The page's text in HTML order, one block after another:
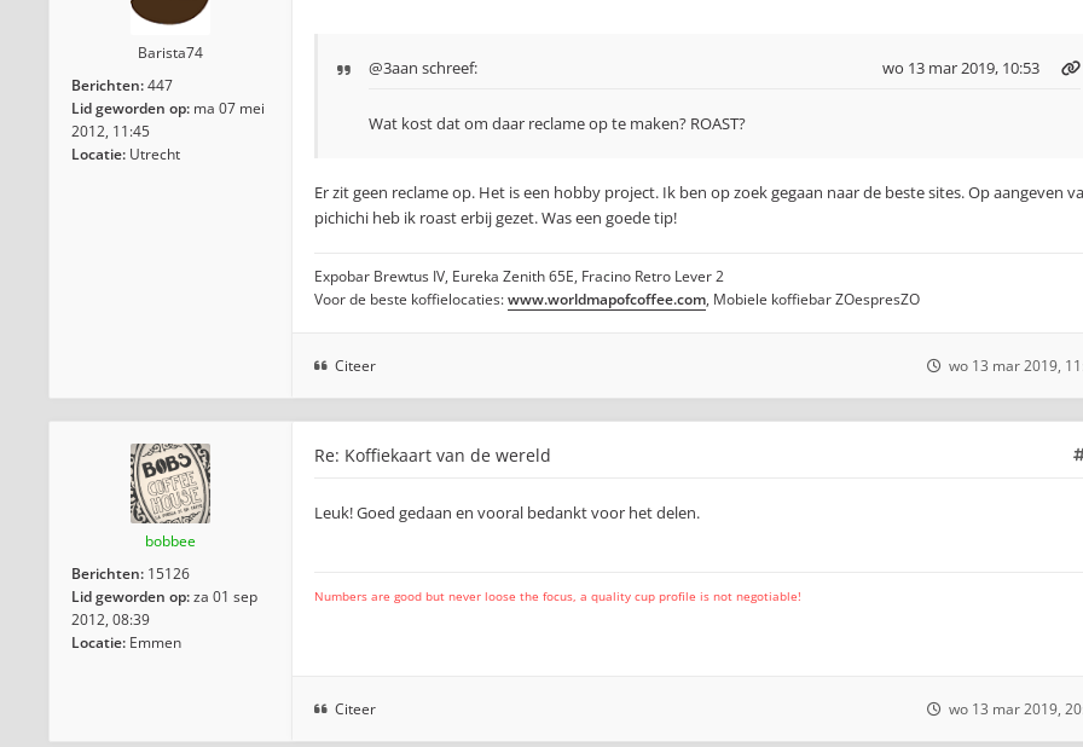
Barista74
Berichten:447
Lid geworden op: ma 07 mei
2012, 11:45
Locatie: Utrecht
@3aan schreef: wo 13 mar 2019, 10:53
Wat kost dat om daar reclame op te maken? ROAST?
Er zit geen reclame op. Het is een hobby project. Ik ben op zoek gegaan naar de beste sites. Op aangeven
pichichi heb ik roast erbij gezet. Was een goede tip!
Expobar Brewtus IV, Eureka Zenith 65E, Fracino Retro Lever 2
Voor de beste koffielocaties:www.worldmapofcoffee.com, Mobiele koffiebar ZOespresZO
Citeer wo 13 mar 2019,
bobbee
Berichten: 15126
Lid geworden op:za 01 sep
2012, 08:39
Locatie: Emmen
Re: Koffiekaart van de wereld
Leuk! Goed gedaan en vooral bedankt voor het delen.
Numbers are good but never loose the focus, a quality cup profile is not negotiable!
Citeer wo 13 mar 2019,